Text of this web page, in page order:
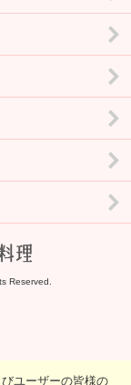
Reserved.
ユーザーの皆様の